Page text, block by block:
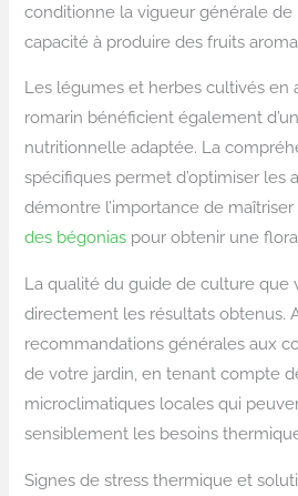
conditionne la vigueur générale de
capacité à produire des fruits
Les légumes et herbes cultivés en
romarin bénéficient également
nutritionnelle adaptée. La
spécifiques permet d’optimiser les
démontre l’importance de
des bégonias pour obtenir une
La qualité du guide de culture que
directement les résultats obtenus.
recommandations générales aux
de votre jardin, en tenant compte
microclimatiques locales qui
sensiblement les besoins
Signes de stress thermique et